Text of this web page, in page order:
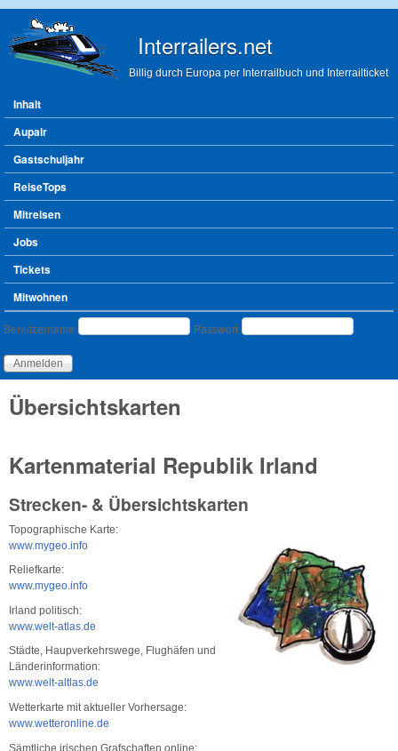
Interrailers.net
Billig durch Europa per Interrailbuch und Interrailticket
Hauptmenü
Inhalt
Aupair
Gastschuljahr
ReiseTops
Mitreisen
Jobs
Tickets
Mitwohnen
Benutzeranmeldung
Benutzername Passwort
Übersichtskarten
Kartenmaterial Republik Irland
Strecken- & Übersichtskarten
Topographische Karte:
www.mygeo.info
Reliefkarte:
www.mygeo.info
Irland politisch:
www.welt-atlas.de
Städte, Haupverkehrswege, Flughäfen und
Länderinformation:
www.welt-altlas.de
Wetterkarte mit aktueller Vorhersage:
www.wetteronline.de
Sämtliche irischen Grafschaften online: